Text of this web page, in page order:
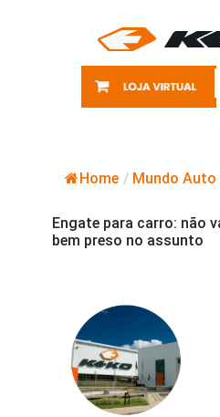
Home / Mundo Auto
Engate para carro: não
bem preso no assunto